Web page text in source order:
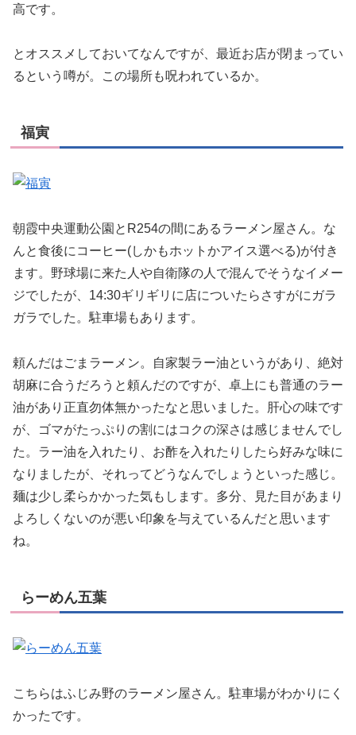
高です。
とオススメしておいてなんですが、最近お店が閉まってい
るという噂が。この場所も呪われているか。
福寅
朝霞中央運動公園とR254の間にあるラーメン屋さん。な
んと食後にコーヒー(しかもホットかアイス選べる)が付き
ます。野球場に来た人や自衛隊の人で混んでそうなイメー
ジでしたが、14:30ギリギリに店についたらさすがにガラ
ガラでした。駐車場もあります。
頼んだはごまラーメン。自家製ラー油というがあり、絶対
胡麻に合うだろうと頼んだのですが、卓上にも普通のラー
油があり正直勿体無かったなと思いました。肝心の味です
が、ゴマがたっぷりの割にはコクの深さは感じませんでし
た。ラー油を入れたり、お酢を入れたりしたら好みな味に
なりましたが、それってどうなんでしょうといった感じ。
麺は少し柔らかかった気もします。多分、見た目があまり
よろしくないのが悪い印象を与えているんだと思います
ね。
らーめん五葉
こちらはふじみ野のラーメン屋さん。駐車場がわかりにく
かったです。